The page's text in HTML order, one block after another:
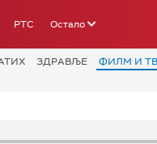
РТС Остало
ЗДРАВЉЕ ФИЛМ И ТВ